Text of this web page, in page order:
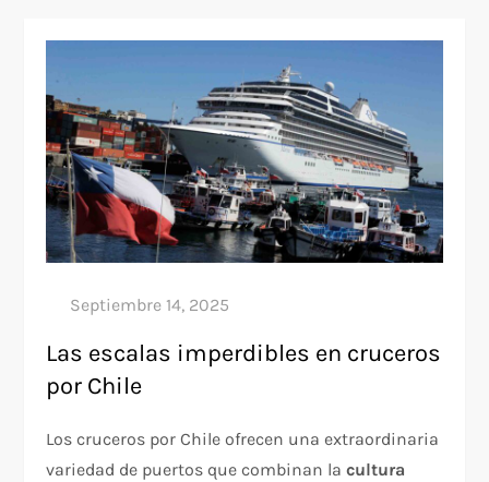
Las escalas imperdibles en cruceros
por Chile
Los cruceros por Chile ofrecen una extraordinaria
variedad de puertos que combinan lacultura